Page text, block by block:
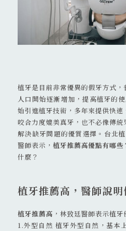
02 8911
植牙是目前非常優異的假牙方式
人口開始逐漸增加，提高植牙的
始引進植牙技術，多年來提供快
咬合力度媲美真牙，也不必像傳
解決缺牙問題的優質選擇。台北
醫師表示， 植牙推薦高優點有哪些
什麼？
植牙推薦高，醫師說明
植牙推薦高 ，林致廷醫師表示植牙
1.外型自然 植牙外型自然，基本